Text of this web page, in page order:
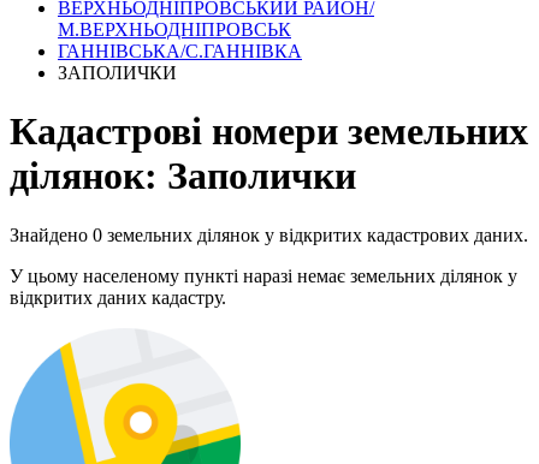
ВЕРХНЬОДНІПРОВСЬКИЙ РАЙОН/
М.ВЕРХНЬОДНІПРОВСЬК
ГАННІВСЬКА/С.ГАННІВКА
ЗАПОЛИЧКИ
Кадастрові номери земельних
ділянок: Заполички
Знайдено 0 земельних ділянок у відкритих кадастрових даних.
У цьому населеному пункті наразі немає земельних ділянок у
відкритих даних кадастру.